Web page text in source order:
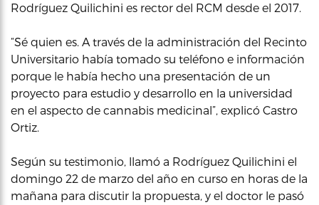
Rodríguez Quilichini es rector del RCM desde el 2017.
“Sé quien es. A través de la administración del Recinto
Universitario había tomado su teléfono e información
porque le había hecho una presentación de un
proyecto para estudio y desarrollo en la universidad
en el aspecto de cannabis medicinal”, explicó Castro
Ortiz.
Según su testimonio, llamó a Rodríguez Quilichini el
domingo 22 de marzo del año en curso en horas de la
mañana para discutir la propuesta, y el doctor le pasó